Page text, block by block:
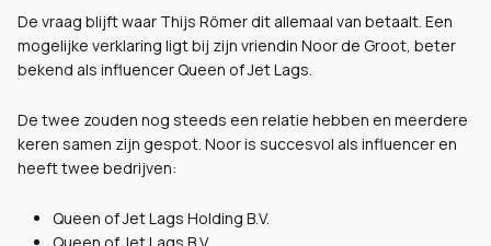
De vraag blijft waar Thijs Römer dit allemaal van betaalt. Een
mogelijke verklaring ligt bij zijn vriendin Noor de Groot, beter
bekend als influencer Queen of Jet Lags.
De twee zouden nog steeds een relatie hebben en meerdere
keren samen zijn gespot. Noor is succesvol als influencer en
heeft twee bedrijven:
Queen of Jet Lags Holding B.V.